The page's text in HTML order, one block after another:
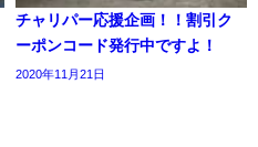
チャリパー応援企画！！割引ク
ーポンコード発行中ですよ！
2020年11月21日